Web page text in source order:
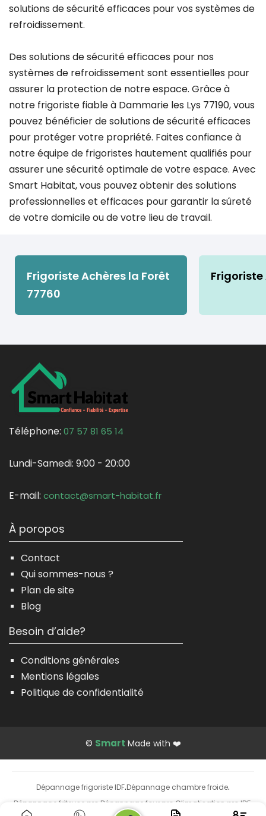
solutions de sécurité efficaces pour vos systèmes de
refroidissement.
Des solutions de sécurité efficaces pour nos
systèmes de refroidissement sont essentielles pour
assurer la protection de notre espace. Grâce à
notre frigoriste fiable à Dammarie les Lys 77190, vous
pouvez bénéficier de solutions de sécurité efficaces
pour protéger votre propriété. Faites confiance à
notre équipe de frigoristes hautement qualifiés pour
assurer une sécurité optimale de votre espace. Avec
Smart Habitat, vous pouvez obtenir des solutions
professionnelles et efficaces pour garantir la sûreté
de votre domicile ou de votre lieu de travail.
Frigoriste Achères la Forêt
77760
Frigoriste
Téléphone: 07 57 81 65 14
Lundi-Samedi: 9:00 - 20:00
E-mail: contact@smart-habitat.fr
À poropos
Contact
Qui sommes-nous ?
Plan de site
Blog
Besoin d’aide?
Conditions générales
Mentions légales
Politique de confidentialité
© Smart Made with ❤️
Dépannage frigoriste IDF·Dépannage chambre froide·
Dépannage friteuse pro Dépannage four pro Climatisation pro IDF